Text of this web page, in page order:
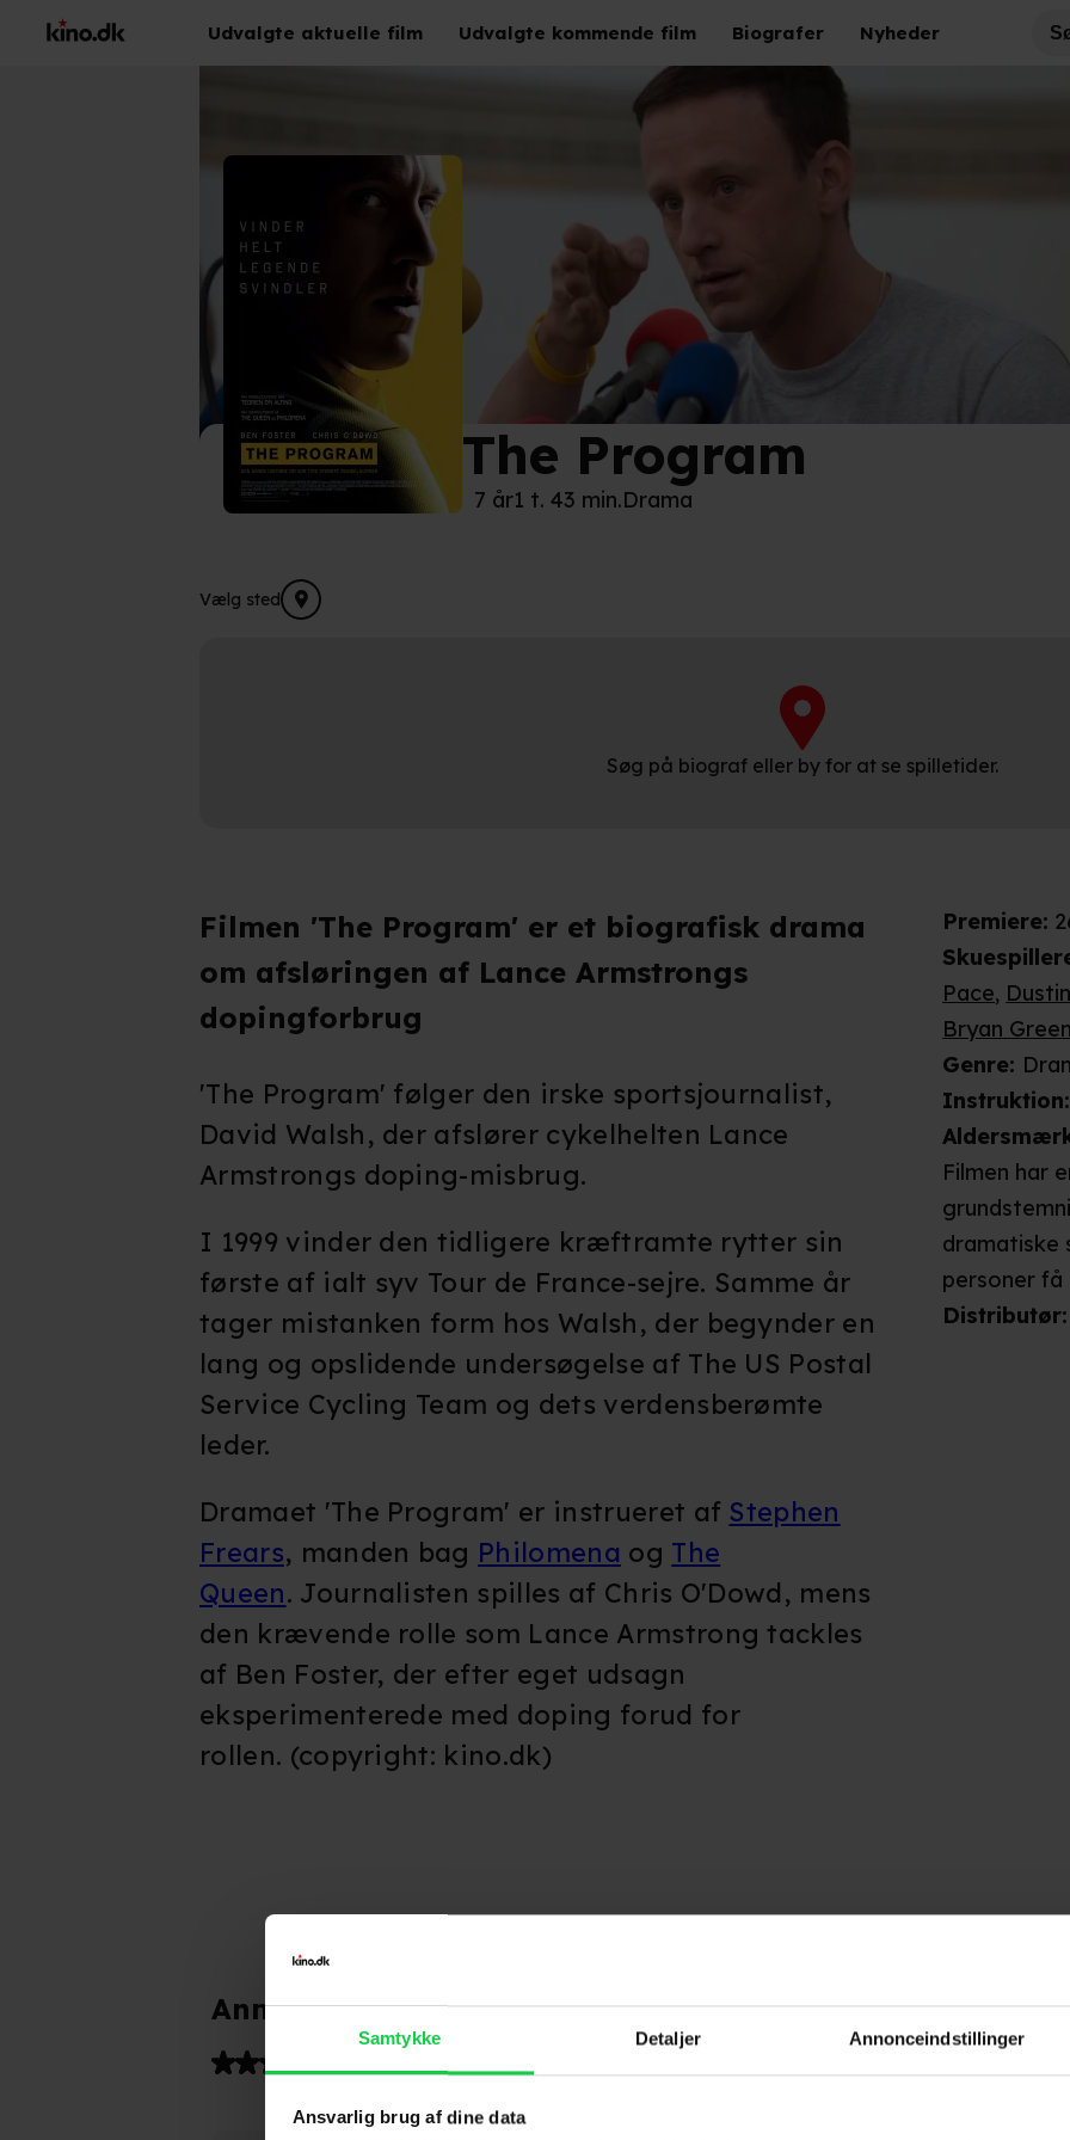
Samtykke Detaljer Annonceindstillinger
Ansvarlig brug af dine data
Udvalgte aktuelle film Udvalgte kommende film Biografer Nyheder
©SF Film
The Program
7 år1 t. 43 min.Drama
Vælg sted
Søg på biograf eller by for at se spilletider.
Anmeldelser fra medierne
Premiere:
Pace,
Bryan
Genre:
Instruktion
Filmen har
dramatiske
personer få
trusler eller
Distributør:
Filmen 'The Program' er et biografisk drama
om afsløringen af Lance Armstrongs
dopingforbrug
'The Program' følger den irske sportsjournalist,
David Walsh, der afslører cykelhelten Lance
Armstrongs doping-misbrug.
I 1999 vinder den tidligere kræftramte rytter sin
første af ialt syv Tour de France-sejre. Samme år
tager mistanken form hos Walsh, der begynder en
lang og opslidende undersøgelse af The US Postal
Service Cycling Team og dets verdensberømte
leder.
Dramaet 'The Program' er instrueret af Stephen
Frears, manden bag Philomena og The
Queen. Journalisten spilles af Chris O'Dowd, mens
den krævende rolle som Lance Armstrong tackles
af Ben Foster, der efter eget udsagn
eksperimenterede med doping forud for
rollen. (copyright: kino.dk)